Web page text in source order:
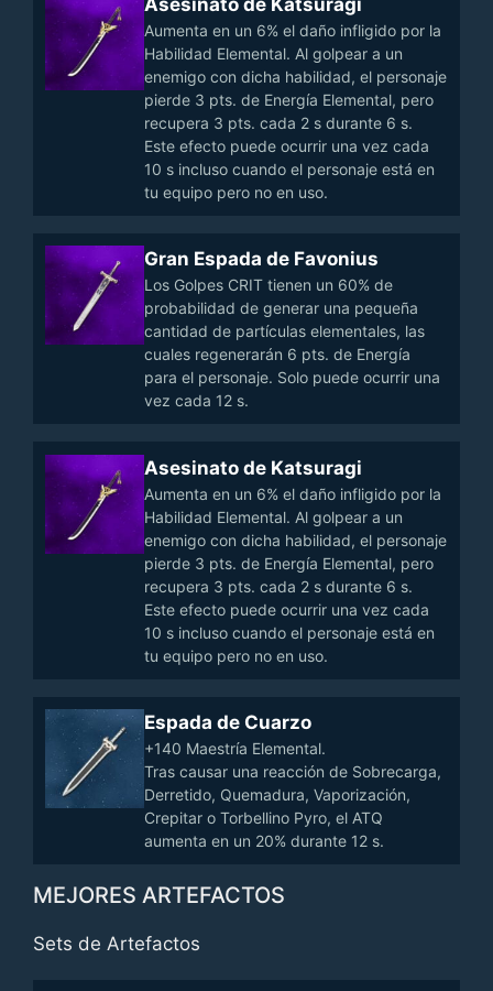
Aumenta en un 6% el daño infligido por la
Habilidad Elemental. Al golpear a un
enemigo con dicha habilidad, el personaje
pierde 3 pts. de Energía Elemental, pero
recupera 3 pts. cada 2 s durante 6 s.
Este efecto puede ocurrir una vez cada
10 s incluso cuando el personaje está en
tu equipo pero no en uso.
Gran Espada de Favonius
Los Golpes CRIT tienen un 60% de
probabilidad de generar una pequeña
cantidad de partículas elementales, las
cuales regenerarán 6 pts. de Energía
para el personaje. Solo puede ocurrir una
vez cada 12 s.
Asesinato de Katsuragi
Aumenta en un 6% el daño infligido por la
Habilidad Elemental. Al golpear a un
enemigo con dicha habilidad, el personaje
pierde 3 pts. de Energía Elemental, pero
recupera 3 pts. cada 2 s durante 6 s.
Este efecto puede ocurrir una vez cada
10 s incluso cuando el personaje está en
tu equipo pero no en uso.
Espada de Cuarzo
+140 Maestría Elemental.
Tras causar una reacción de Sobrecarga,
Derretido, Quemadura, Vaporización,
Crepitar o Torbellino Pyro, el ATQ
aumenta en un 20% durante 12 s.
MEJORES ARTEFACTOS
Sets de Artefactos